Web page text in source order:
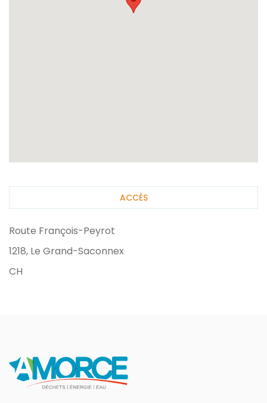
ACCÈS
Route François-Peyrot
1218, Le Grand-Saconnex
CH